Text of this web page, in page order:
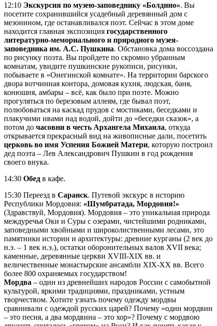
12:10 Экскурсия по музею-заповеднику «Болдино». Вы
посетите сохранившийся усадебный деревянный дом с
мезонином, где останавливался поэт. Сейчас в этом доме
находится главная экспозиция государственного
литературно-мемориального и природного музея-
заповедника им. А.С. Пушкина. Обстановка дома воссоздана
по рисунку поэта. Вы пройдете по скромно убранным
комнатам, увидите пушкинские рукописи, рисунки,
побываете в «Онегинской комнате». На территории барского
двора вотчинная контора, домовая кухня, людская, баня,
конюшня, амбары – всё, как было при поэте. Можно
прогуляться по березовым аллеям, где бывал поэт,
полюбоваться на каскад прудов с мостиками, беседками и
плакучими ивами над водой, дойти до «беседки сказок», а
потом до часовни в честь Архангела Михаила, откуда
открывается прекрасный вид на живописные дали, посетить
церковь во имя Успения Божией Матери, которую построил
дед поэта – Лев Александрович Пушкин в год рождения
своего внука.
14:30 Обед в кафе.
15:30 Переезд в Саранск. Путевой экскурс в историю
Республики Мордовия: «Шумбратада, Мордовия!»
(Здравствуй, Мордовия). Мордовия – это уникальная природа
междуречья Оки и Суры с озерами, чистейшими родниками,
заповедными хвойными и широколиственными лесами, это
памятники истории и архитектуры: древние курганы (2 век до
н.э. – 1 век н.э.), остатки оборонительных валов XVII века;
каменные, деревянные церкви XVIII-XIX вв. и
величественные монастырские ансамбли XIX-XX вв. Всего
более 800 охраняемых государством!
Мордва – один из древнейших народов России с самобытной
культурой, яркими традициями, праздниками, устным
творчеством. Хотите узнать почему одежду мордвы
сравнивали с одеждой русских царей? Почему «один мордвин
– это песня, а два мордвина – это хор»? Почему с мордвою